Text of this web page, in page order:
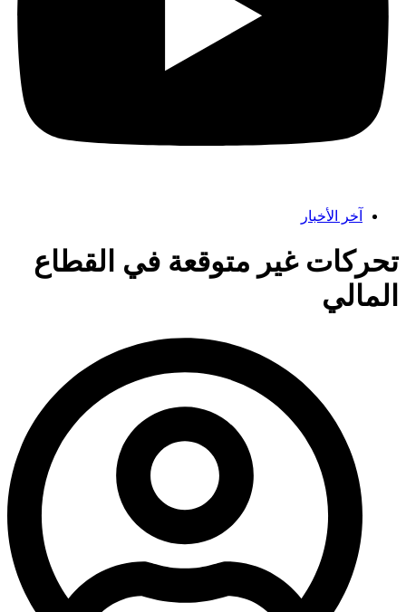
آخر الأخبار
تحركات غير متوقعة في القطاع
المالي